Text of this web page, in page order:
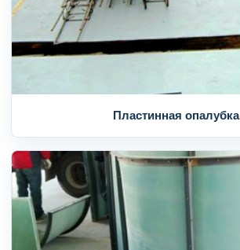
Пластинная опалубка